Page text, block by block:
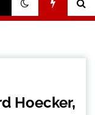
Hoecker‚